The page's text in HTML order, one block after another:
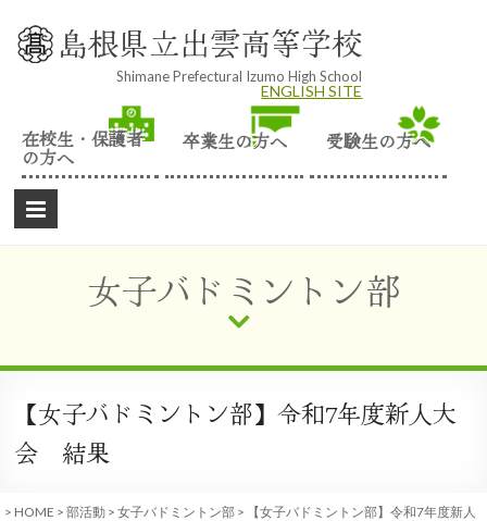
content 島根県立出雲高等学校
Shimane Prefectural Izumo High School
ENGLISH SITE
在校生・保護者
の方へ
卒業生の方へ 受験生の方へ
女子バドミントン部
【女子バドミントン部】令和7年度新人大
会 結果
> HOME > 部活動 > 女子バドミントン部 >
【女子バドミントン部】令和7年度新人